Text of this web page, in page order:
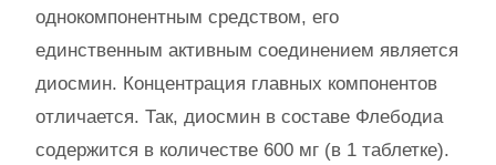
однокомпонентным средством, его
единственным активным соединением является
диосмин. Концентрация главных компонентов
отличается. Так, диосмин в составе Флебодиа
содержится в количестве 600 мг (в 1 таблетке).